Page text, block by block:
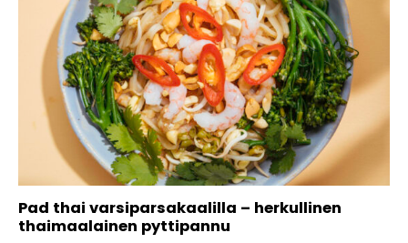
Pad thai varsiparsakaalilla – herkullinen
thaimaalainen pyttipannu